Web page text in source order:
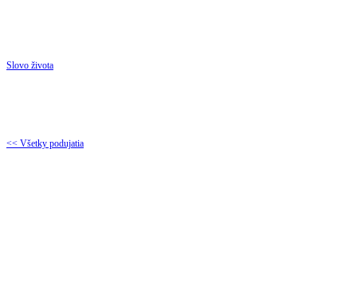
Slovo života
<< Všetky podujatia